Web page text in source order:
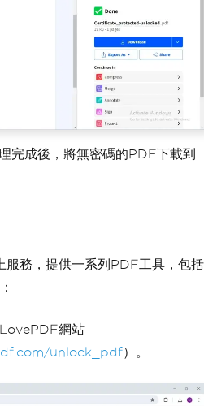
完成後，將無密碼的PDF下載到
服務，提供一系列PDF工具，包括
網站
unlock_pdf）。